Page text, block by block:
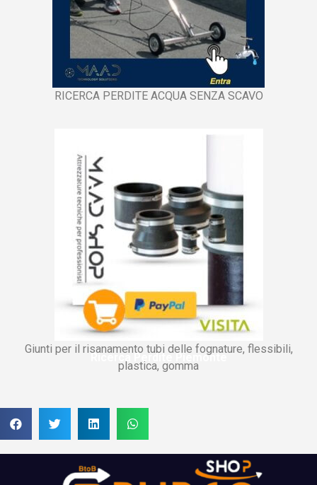
RICERCA PERDITE ACQUA SENZA SCAVO
Giunti per il risanamento tubi delle fognature, flessibili,
plastica, gomma
Ricerca Perdite Piemonte